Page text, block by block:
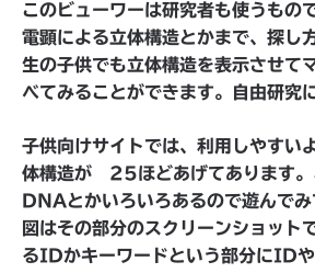
このビューワーは研究者も使うもの
電顕による立体構造とかまで、探し
生の子供でも立体構造を表示させて
べてみることができます。自由研究
子供向けサイトでは、利用しやすい
体構造が 25ほどあげてあります。
DNAとかいろいろあるので遊んで
図はその部分のスクリーンショット
るIDかキーワードという部分にID